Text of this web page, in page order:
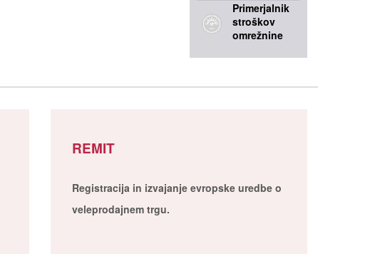
Primerjalnik
stroškov
omrežnine
REMIT
Registracija in izvajanje evropske uredbe o
veleprodajnem trgu.